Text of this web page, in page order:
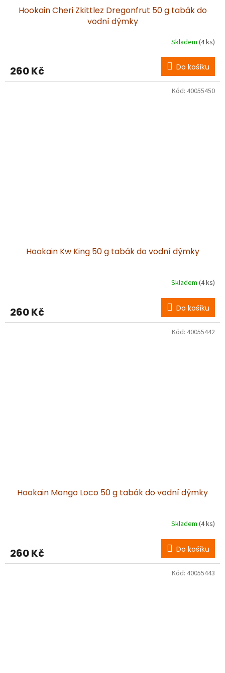
Hookain Cheri Zkittlez Dregonfrut 50 g tabák do
vodní dýmky
Skladem (4 ks)
260 Kč Do košíku
Hookain Kw King 50 g tabák do vodní dýmky
Skladem (4 ks)
260 Kč Do košíku
Kód: 40055450
Hookain Mongo Loco 50 g tabák do vodní dýmky
Skladem (4 ks)
260 Kč Do košíku
Kód: 40055442
Kód: 40055443